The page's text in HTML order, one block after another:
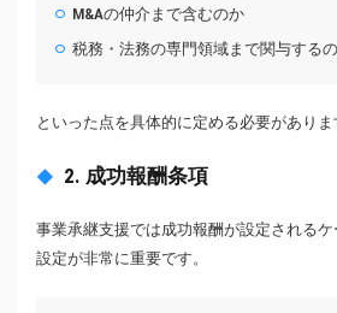
M&Aの仲介まで含むのか
税務・法務の専門領域まで関与する
といった点を具体的に定める必要がありま
2. 成功報酬条項
事業承継支援では成功報酬が設定される
設定が非常に重要です。